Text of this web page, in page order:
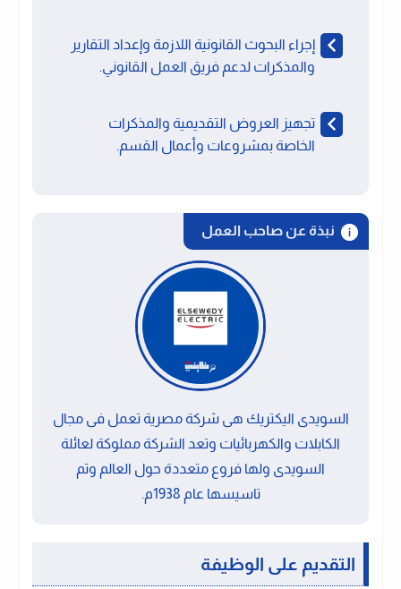
إجراء البحوث القانونية اللازمة وإعداد التقارير
والمذكرات لدعم فريق العمل القانوني.
تجهيز العروض التقديمية والمذكرات
الخاصة بمشروعات وأعمال القسم.
نبذة عن صاحب العمل
السويدى اليكتريك هى شركة مصرية تعمل فى مجال
الكابلات والكهربائيات وتعد الشركة مملوكة لعائلة
السويدى ولها فروع متعددة حول العالم وتم
تاسيسها عام 1938م.
التقديم على الوظيفة